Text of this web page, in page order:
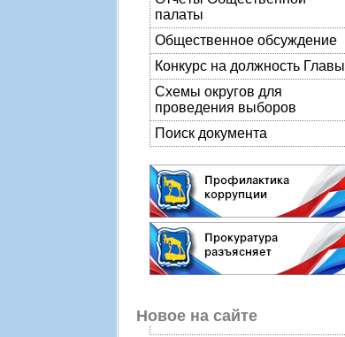
палаты
Общественное обсуждение
Конкурс на должность Главы
Схемы округов для
проведения выборов
Поиск документа
Новое на сайте